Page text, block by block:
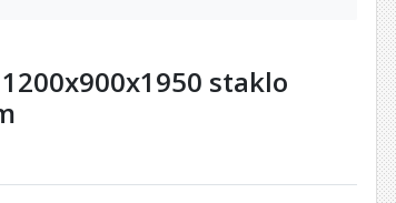
staklo